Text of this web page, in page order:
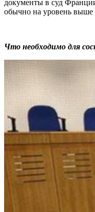
документы в суд
обычно на уровень выше
Что необходимо для